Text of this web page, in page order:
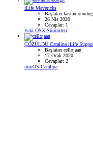
iLife Mavericks
Başlatan
26 Nis 2020
Cevaplar: 1
Eski OSX Sürümleri
ÇÖZÜLDÜ Catalina iLife
Başlatan cellojaan
17 Ocak 2020
Cevaplar: 2
macOS Catalina